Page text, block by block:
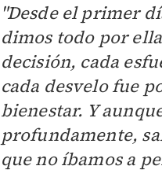
"Desde el primer
dimos todo por
decisión, cada
cada desvelo fue
bienestar. Y
profundamente,
que no íbamos a